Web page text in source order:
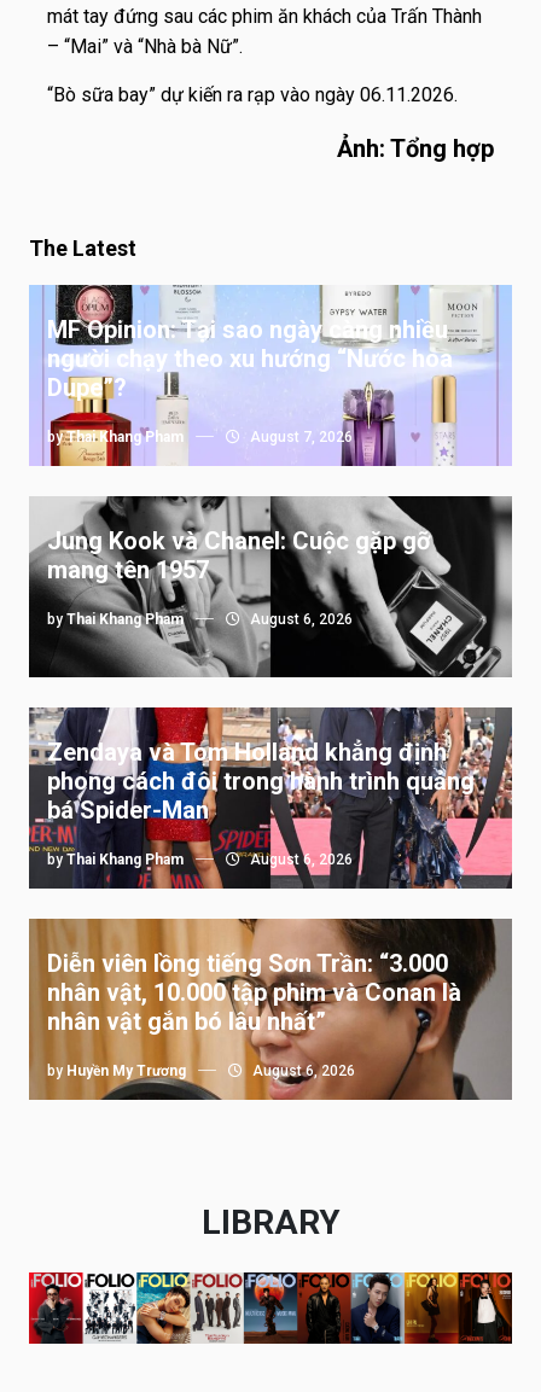
mát tay đứng sau các phim ăn khách của Trấn Thành
– “Mai” và “Nhà bà Nữ”.
“Bò sữa bay” dự kiến ra rạp vào ngày 06.11.2026.
Ảnh: Tổng hợp
The Latest
MF Opinion: Tại sao ngày càng nhiều
người chạy theo xu hướng “Nước hoa
Dupe”?
byThai Khang Pham August 7, 2026
Jung Kook và Chanel: Cuộc gặp gỡ
mang tên 1957
by Thai Khang Pham August 6, 2026
Zendaya và Tom Holland khẳng định
phong cách đôi trong hành trình quảng
bá Spider-Man
by Thai Khang Pham August 6, 2026
Diễn viên lồng tiếng Sơn Trần: “3.000
nhân vật, 10.000 tập phim và Conan là
nhân vật gắn bó lâu nhất”
by Huyền My Trương August 6, 2026
LIBRARY